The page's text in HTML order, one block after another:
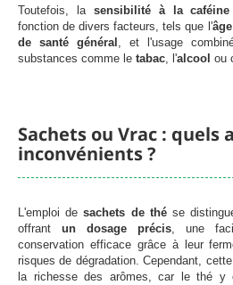
Toutefois, la sensibilité à la caféine
fonction de divers facteurs, tels que l'âge
de santé général , et l'usage
substances comme le tabac, l'alcool ou
Sachets ou Vrac : quels
inconvénients ?
L'emploi desachets de thése
offrant un dosage précis, une
conservation efficace grâce à leur
risques de dégradation. Cependant,
la richesse des arômes, car le thé